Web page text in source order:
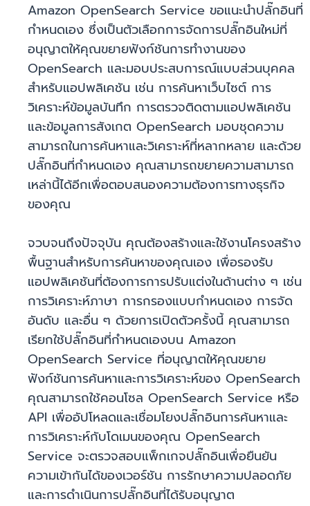
Amazon OpenSearch Service ขอแนะนำปลั๊กอินที่
กำหนดเอง ซึ่งเป็นตัวเลือกการจัดการปลั๊กอินใหม่ที่
อนุญาตให้คุณขยายฟังก์ชันการทำงานของ
OpenSearch และมอบประสบการณ์แบบส่วนบุคคล
สำหรับแอปพลิเคชัน เช่น การค้นหาเว็บไซต์ การ
วิเคราะห์ข้อมูลบันทึก การตรวจติดตามแอปพลิเคชัน
และข้อมูลการสังเกต OpenSearch มอบชุดความ
สามารถในการค้นหาและวิเคราะห์ที่หลากหลาย และด้วย
ปลั๊กอินที่กำหนดเอง คุณสามารถขยายความสามารถ
เหล่านี้ได้อีกเพื่อตอบสนองความต้องการทางธุรกิจ
ของคุณ
จวบจนถึงปัจจุบัน คุณต้องสร้างและใช้งานโครงสร้าง
พื้นฐานสำหรับการค้นหาของคุณเอง เพื่อรองรับ
แอปพลิเคชันที่ต้องการการปรับแต่งในด้านต่าง ๆ เช่น
การวิเคราะห์ภาษา การกรองแบบกำหนดเอง การจัด
อันดับ และอื่น ๆ ด้วยการเปิดตัวครั้งนี้ คุณสามารถ
เรียกใช้ปลั๊กอินที่กำหนดเองบน Amazon
OpenSearch Service ที่อนุญาตให้คุณขยาย
ฟังก์ชันการค้นหาและการวิเคราะห์ของ OpenSearch
คุณสามารถใช้คอนโซล OpenSearch Service หรือ
API เพื่ออัปโหลดและเชื่อมโยงปลั๊กอินการค้นหาและ
การวิเคราะห์กับโดเมนของคุณ OpenSearch
Service จะตรวจสอบแพ็กเกจปลั๊กอินเพื่อยืนยัน
ความเข้ากันได้ของเวอร์ชัน การรักษาความปลอดภัย
และการดำเนินการปลั๊กอินที่ได้รับอนุญาต